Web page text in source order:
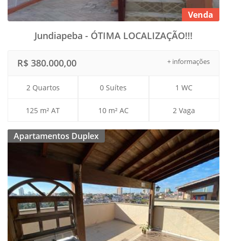
Venda
Jundiapeba - ÓTIMA LOCALIZAÇÃO!!!
+ informações
R$ 380.000,00
2 Quartos 0 Suítes 1 WC
125 m² AT 10 m² AC 2 Vaga
Apartamentos Duplex